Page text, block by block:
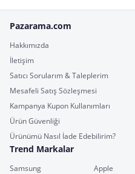
Pazarama.com
Hakkımızda
İletişim
Satıcı Sorularım & Taleplerim
Mesafeli Satış Sözleşmesi
Kampanya Kupon Kullanımları
Ürün Güvenliği
Ürünümü Nasıl İade Edebilirim?
Trend Markalar
Samsung Apple